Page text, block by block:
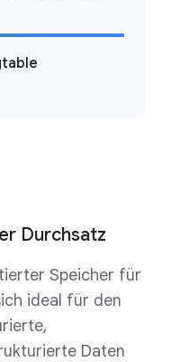
Durchsatz
Speicher für
ideal für den
Daten